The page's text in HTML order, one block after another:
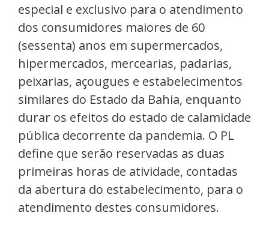
especial e exclusivo para o atendimento
dos consumidores maiores de 60
(sessenta) anos em supermercados,
hipermercados, mercearias, padarias,
peixarias, açougues e estabelecimentos
similares do Estado da Bahia, enquanto
durar os efeitos do estado de calamidade
pública decorrente da pandemia. O PL
define que serão reservadas as duas
primeiras horas de atividade, contadas
da abertura do estabelecimento, para o
atendimento destes consumidores.